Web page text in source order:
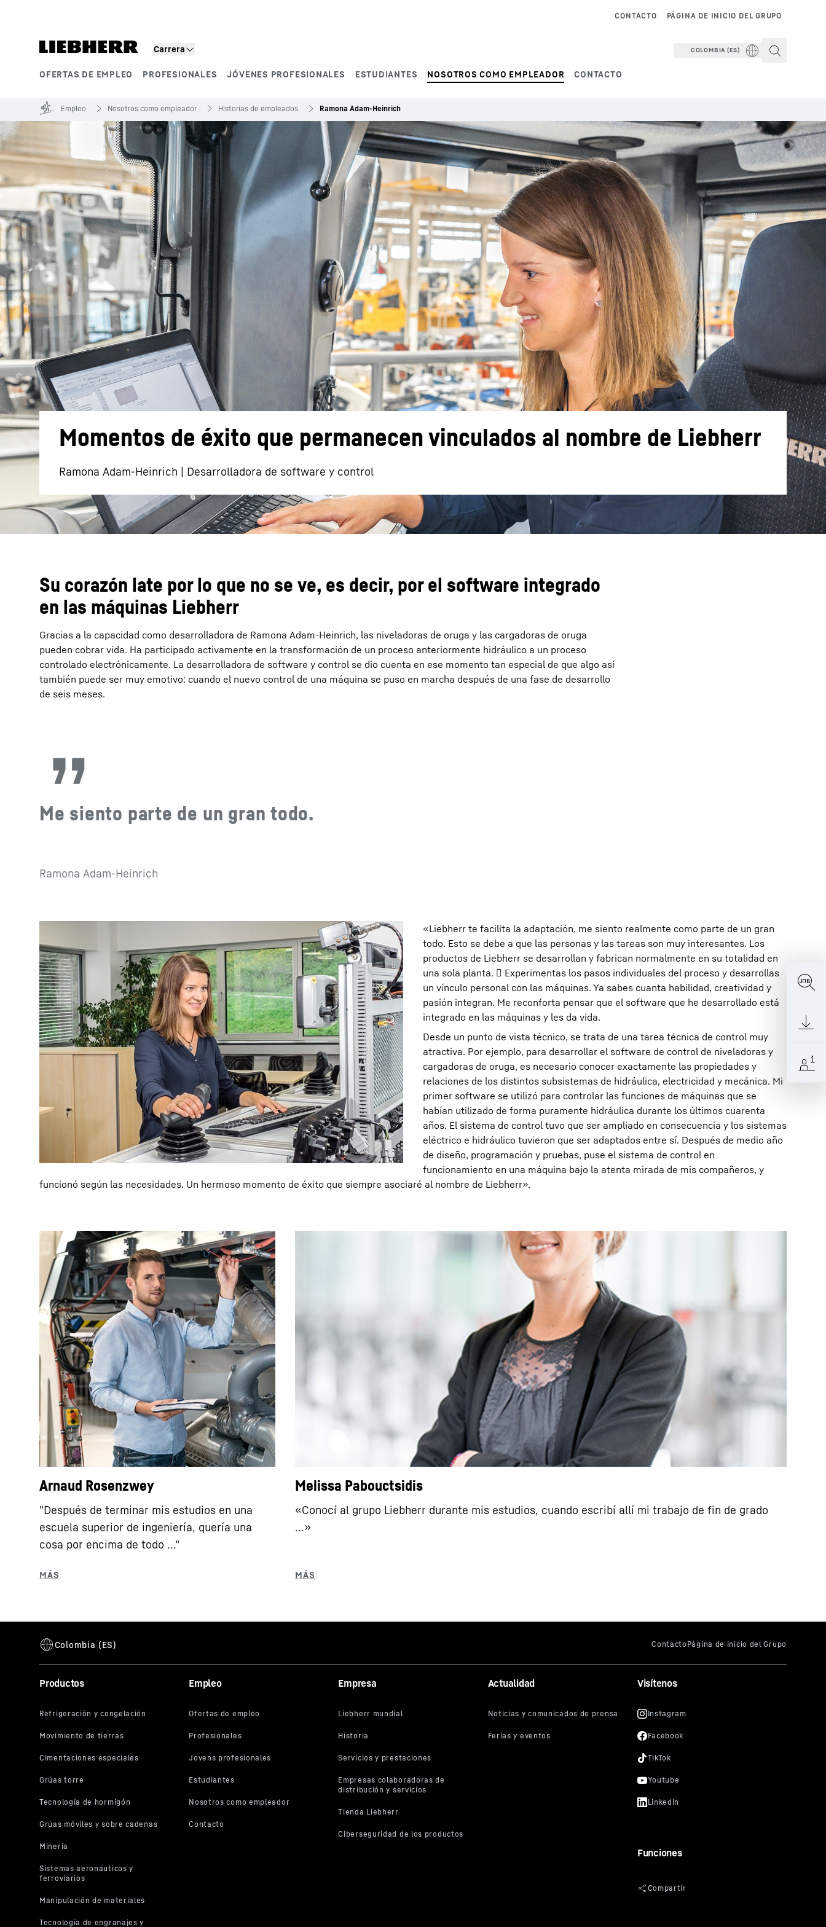
Carrera
OFERTAS DE EMPLEO PROFESIONALES JÓVENES PROFESIONALES ESTUDIANTES NOSOTROS COMO EMPLEADOR CONTACTO
PÁGINA DE INICIO DEL GRUPO
CONTACTO
COLOMBIA (ES)
Más información acerca de la sociedad Carreras en Liebherr
Empleo Nosotros como empleador Historias de empleados Ramona Adam-Heinrich
Momentos de éxito que permanecen vinculados al nombre de Liebherr
Ramona Adam-Heinrich | Desarrolladora de software y control
Su corazón late por lo que no se ve, es decir, por el software integrado
en las máquinas Liebherr
Gracias a la capacidad como desarrolladora de Ramona Adam-Heinrich, las niveladoras de oruga y las cargadoras de oruga
pueden cobrar vida. Ha participado activamente en la transformación de un proceso anteriormente hidráulico a un proceso
controlado electrónicamente. La desarrolladora de software y control se dio cuenta en ese momento tan especial de que algo así
también puede ser muy emotivo: cuando el nuevo control de una máquina se puso en marcha después de una fase de desarrollo
de seis meses.
Me siento parte de un gran todo.
Ramona Adam-Heinrich
«Liebherr te facilita la adaptación, me siento realmente como parte de un gran
todo. Esto se debe a que las personas y las tareas son muy interesantes. Los
productos de Liebherr se desarrollan y fabrican normalmente en su totalidad en
una sola planta.  Experimentas los pasos individuales del proceso y desarrollas
un vínculo personal con las máquinas. Ya sabes cuanta habilidad, creatividad y
pasión integran. Me reconforta pensar que el software que he desarrollado está
integrado en las máquinas y les da vida.
Desde un punto de vista técnico, se trata de una tarea técnica de control muy
atractiva. Por ejemplo, para desarrollar el software de control de niveladoras y
cargadoras de oruga, es necesario conocer exactamente las propiedades y
relaciones de los distintos subsistemas de hidráulica, electricidad y mecánica. Mi
primer software se utilizó para controlar las funciones de máquinas que se
habían utilizado de forma puramente hidráulica durante los últimos cuarenta
años. El sistema de control tuvo que ser ampliado en consecuencia y los sistemas
eléctrico e hidráulico tuvieron que ser adaptados entre sí. Después de medio año
de diseño, programación y pruebas, puse el sistema de control en
funcionamiento en una máquina bajo la atenta mirada de mis compañeros, y
funcionó según las necesidades. Un hermoso momento de éxito que siempre asociaré al nombre de Liebherr».
Arnaud Rosenzwey
"Después de terminar mis estudios en una
escuela superior de ingeniería, quería una
cosa por encima de todo ..."
Melissa Pabouctsidis
«Conocí al grupo Liebherr durante mis estudios, cuando escribí allí mi trabajo de fin de grado
...»
Productos Empleo Empresa Actualidad Visítenos
Funciones